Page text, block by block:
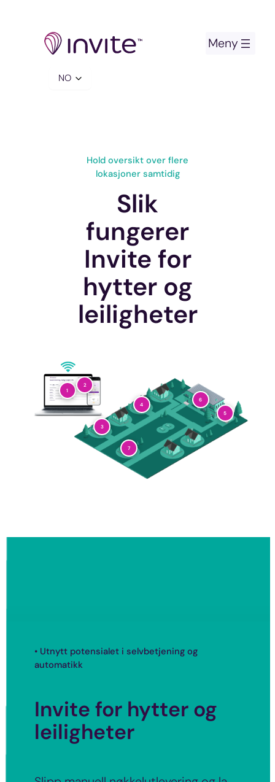
innhold
Velg
Hold oversikt over flere
lokasjoner samtidig
Slik
fungerer
Invite for
hytter og
leiligheter
1
2
3
4
5
6
7
• Utnytt potensialet i selvbetjening og
automatikk
Invite for hytter og
leiligheter